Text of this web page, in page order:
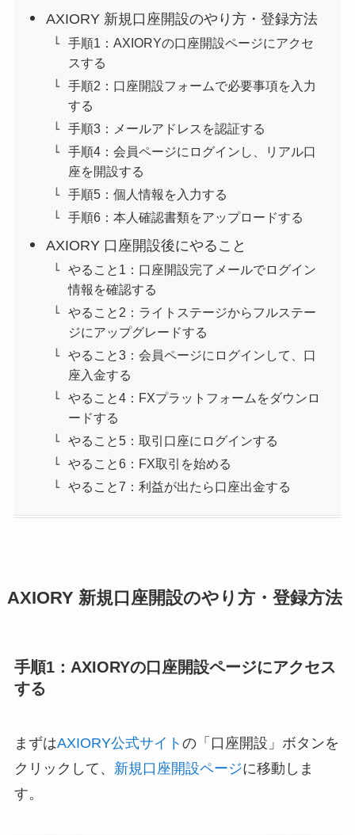
AXIORY 新規口座開設のやり方・登録方法
手順1：AXIORYの口座開設ページにアクセ
スする
手順2：口座開設フォームで必要事項を入力
する
手順3：メールアドレスを認証する
手順4：会員ページにログインし、リアル口
座を開設する
手順5：個人情報を入力する
手順6：本人確認書類をアップロードする
AXIORY 口座開設後にやること
やること1：口座開設完了メールでログイン
情報を確認する
やること2：ライトステージからフルステー
ジにアップグレードする
やること3：会員ページにログインして、口
座入金する
やること4：FXプラットフォームをダウンロ
ードする
やること5：取引口座にログインする
やること6：FX取引を始める
やること7：利益が出たら口座出金する
AXIORY 新規口座開設のやり方・登録方法
手順1：AXIORYの口座開設ページにアクセス
する
まずはAXIORY公式サイト の「口座開設」ボタンを
クリックして、 新規口座開設ページに移動しま
す。